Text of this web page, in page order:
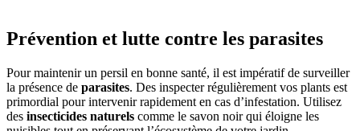
Prévention et lutte contre les parasites
Pour maintenir un persil en bonne santé, il est impératif de surveiller
la présence de parasites. Des inspecter régulièrement vos plants est
primordial pour intervenir rapidement en cas d’infestation. Utilisez
des insecticides naturels comme le savon noir qui éloigne les